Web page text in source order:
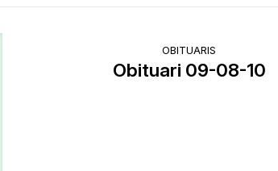
OBITUARIS
Obituari 09-08-10